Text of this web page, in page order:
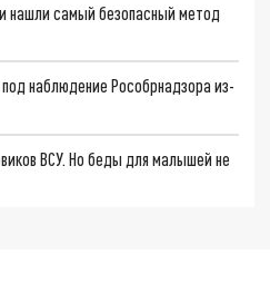
нашли самый безопасный метод
наблюдение Рособрнадзора из-
ВСУ. Но беды для малышей не